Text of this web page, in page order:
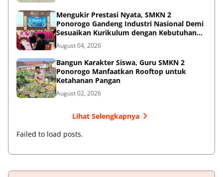
Mengukir Prestasi Nyata, SMKN 2
Ponorogo Gandeng Industri Nasional Demi
Sesuaikan Kurikulum dengan Kebutuhan
Dunia Kerja
August 04, 2026
Bangun Karakter Siswa, Guru SMKN 2
Ponorogo Manfaatkan Rooftop untuk
Ketahanan Pangan
August 02, 2026
Lihat Selengkapnya
Failed to load posts.